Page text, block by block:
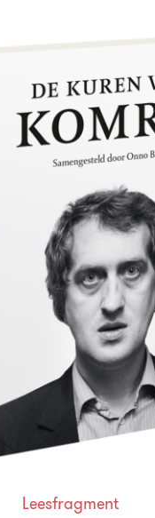
Leesfragment